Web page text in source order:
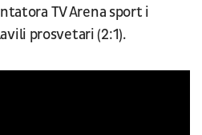
TV Arena sport i
prosvetari (2:1).